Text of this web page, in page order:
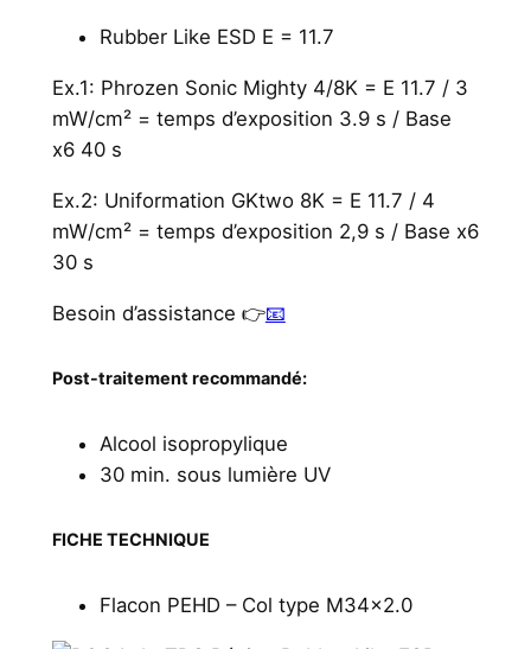
Rubber Like ESD E = 11.7
Ex.1: Phrozen Sonic Mighty 4/8K = E 11.7 / 3
mW/cm² = temps d’exposition 3.9 s / Base
x6 40 s
Ex.2: Uniformation GKtwo 8K = E 11.7 / 4
mW/cm² = temps d’exposition 2,9 s / Base x6
30 s
Besoin d’assistance 👉📧
Post-traitement recommandé:
Alcool isopropylique
30 min. sous lumière UV
FICHE TECHNIQUE
Flacon PEHD – Col type M34x2.0